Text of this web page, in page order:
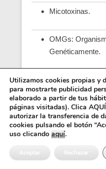
Micotoxinas.
OMGs:
Genéticamente.
Plan Nacional
Cadena
Plomo.
Productos
Utilizamos cookies propias y
para mostrarte publicidad
elaborado a partir de tus
páginas visitadas). Clica
autorizar la transferencia de
cookies pulsando el botón
uso clicando aquí.
Aceptar Rechazar